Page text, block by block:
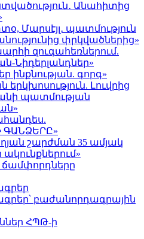
Անահիտից
Մարսէյլ․ պատմություն
փրկվածներից»
զուգահեռներում.
Նիդերլանդներ»
ինքնության. գորգ»
երկխոսություն. Լուվրից
պատմության
ԳԱՆՁԵՐԸ»
շարժման 35 ամյակ
բաժանորդագրային
ՀՊԹ-ի